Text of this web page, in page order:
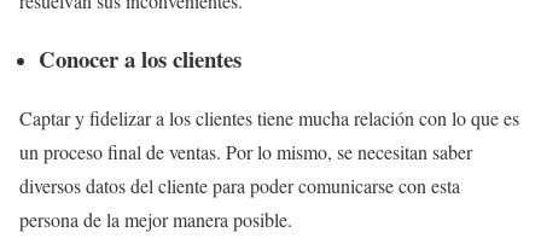
Conocer a los clientes
Captar y fidelizar a los clientes tiene mucha relación con lo que es
un proceso final de ventas. Por lo mismo, se necesitan saber
diversos datos del cliente para poder comunicarse con esta
persona de la mejor manera posible.